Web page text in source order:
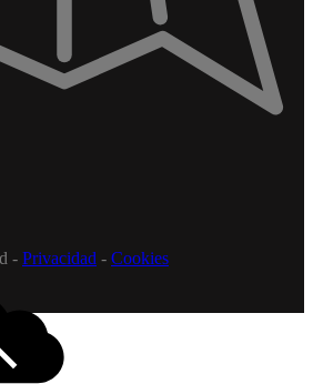
- Privacidad - Cookies